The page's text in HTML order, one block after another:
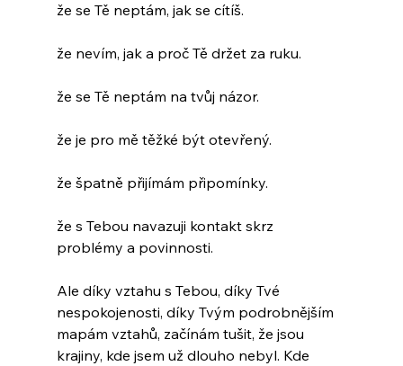
že se Tě neptám, jak se cítíš.
že nevím, jak a proč Tě držet za ruku.
že se Tě neptám na tvůj názor.
že je pro mě těžké být otevřený.
že špatně přijímám připomínky.
že s Tebou navazuji kontakt skrz
problémy a povinnosti.
Ale díky vztahu s Tebou, díky Tvé
nespokojenosti, díky Tvým podrobnějším
mapám vztahů, začínám tušit, že jsou
krajiny, kde jsem už dlouho nebyl. Kde